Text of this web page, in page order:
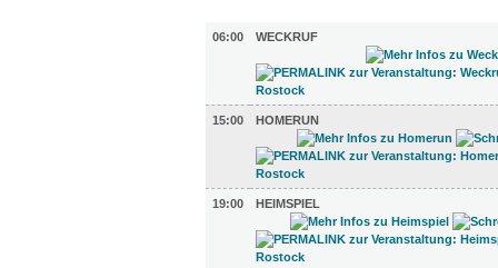
06:00
WECKRUF
15:00 HOMERUN
19:00 HEIMSPIEL